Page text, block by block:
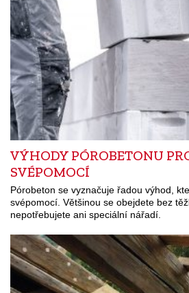
VÝHODY PÓROBETONU
SVÉPOMOCÍ
Pórobeton se vyznačuje řadou výhod,
svépomocí. Většinou se obejdete bez
nepotřebujete ani speciální nářadí.